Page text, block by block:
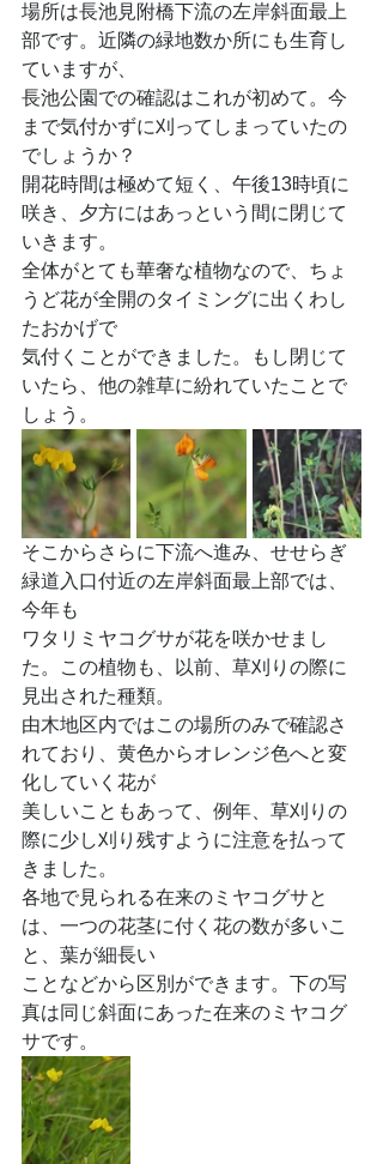
場所は長池見附橋下流の左岸斜面最上
部です。近隣の緑地数か所にも生育し
ていますが、
長池公園での確認はこれが初めて。今
まで気付かずに刈ってしまっていたの
でしょうか？
開花時間は極めて短く、午後13時頃に
咲き、夕方にはあっという間に閉じて
いきます。
全体がとても華奢な植物なので、ちょ
うど花が全開のタイミングに出くわし
たおかげで
気付くことができました。もし閉じて
いたら、他の雑草に紛れていたことで
しょう。
そこからさらに下流へ進み、せせらぎ
緑道入口付近の左岸斜面最上部では、
今年も
ワタリミヤコグサが花を咲かせまし
た。この植物も、以前、草刈りの際に
見出された種類。
由木地区内ではこの場所のみで確認さ
れており、黄色からオレンジ色へと変
化していく花が
美しいこともあって、例年、草刈りの
際に少し刈り残すように注意を払って
きました。
各地で見られる在来のミヤコグサと
は、一つの花茎に付く花の数が多いこ
と、葉が細長い
ことなどから区別ができます。下の写
真は同じ斜面にあった在来のミヤコグ
サです。